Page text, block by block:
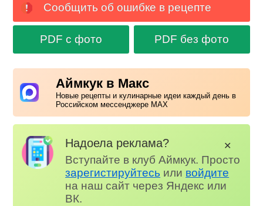
Сообщить об ошибке в рецепте
PDF с фото PDF без фото
Аймкук в Макс
Новые рецепты и кулинарные идеи каждый день в
Российском мессенджере MAX
Надоела реклама?
Вступайте в клуб Аймкук. Просто
зарегистируйтесь или войдите
на наш сайт через Яндекс или
ВК.
✕